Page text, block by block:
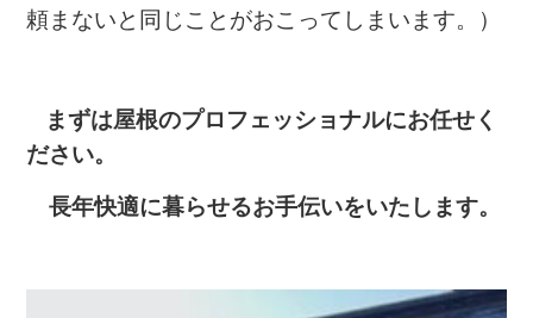
頼まないと同じことがおこってしまいます。）
まずは屋根のプロフェッショナルにお任せく
ださい。
長年快適に暮らせるお手伝いをいたします。